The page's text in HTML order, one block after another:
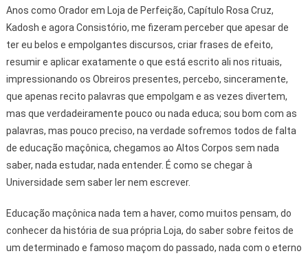
Anos como Orador em Loja de Perfeição, Capítulo Rosa Cruz,
Kadosh e agora Consistório, me fizeram perceber que apesar de
ter eu belos e empolgantes discursos, criar frases de efeito,
resumir e aplicar exatamente o que está escrito ali nos rituais,
impressionando os Obreiros presentes, percebo, sinceramente,
que apenas recito palavras que empolgam e as vezes divertem,
mas que verdadeiramente pouco ou nada educa; sou bom com as
palavras, mas pouco preciso, na verdade sofremos todos de falta
de educação maçônica, chegamos ao Altos Corpos sem nada
saber, nada estudar, nada entender. É como se chegar à
Universidade sem saber ler nem escrever.
Educação maçônica nada tem a haver, como muitos pensam, do
conhecer da história de sua própria Loja, do saber sobre feitos de
um determinado e famoso maçom do passado, nada com o eterno